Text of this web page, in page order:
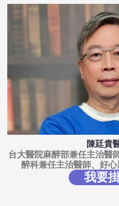
陳廷貴
台大醫院麻醉部兼任主治醫
醉科兼任主治醫師、好
我要